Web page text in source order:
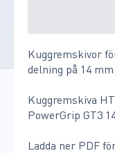
Kuggremskivor
delning på 14 mm.
Kuggremskiva
PowerGrip GT3
Ladda ner PDF